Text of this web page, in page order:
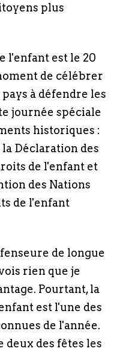
plus
l'enfant est le 20
de célébrer
à défendre les
journée spéciale
historiques :
la Déclaration des
de l'enfant et
des Nations
de l'enfant
de longue
rien que je
Pourtant, la
est l'une des
de l'année.
deux des fêtes les